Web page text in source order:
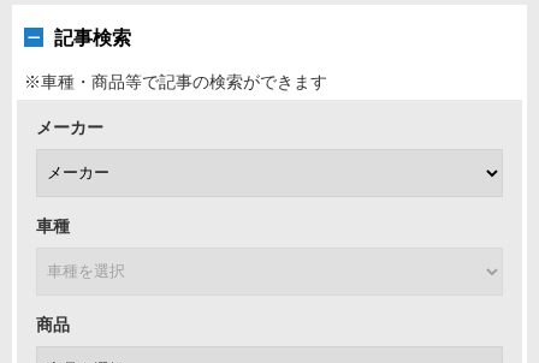
記事検索
※車種・商品等で記事の検索ができます
メーカー
車種
商品